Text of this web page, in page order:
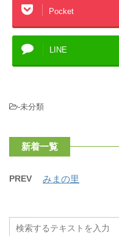
Pocket
LINE
-未分類
新着一覧
PREV みまの里